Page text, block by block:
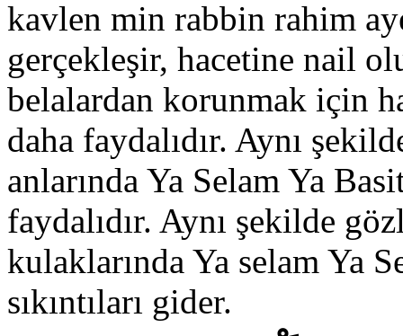
kavlen min rabbin rahim
gerçekleşir, hacetine nail
belalardan korunmak için
daha faydalıdır. Aynı
anlarında Ya Selam Ya
faydalıdır. Aynı şekilde
kulaklarında Ya selam Ya
sıkıntıları gider.